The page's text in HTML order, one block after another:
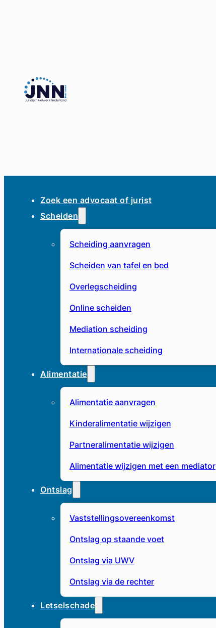
Zoek een advocaat of jurist
Scheiden
Scheiding aanvragen
Scheiden van tafel en bed
Overlegscheiding
Online scheiden
Mediation scheiding
Internationale scheiding
Alimentatie
Alimentatie aanvragen
Kinderalimentatie wijzigen
Partneralimentatie wijzigen
Alimentatie wijzigen met een mediator
Ontslag
Vaststellingsovereenkomst
Ontslag op staande voet
Ontslag via UWV
Ontslag via de rechter
Letselschade